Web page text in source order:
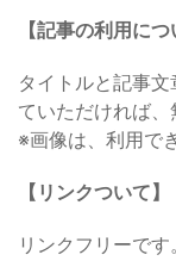
【記事の利用につ
タイトルと記事
ていただければ、
※画像は、利用で
【リンクついて】
リンクフリーです。